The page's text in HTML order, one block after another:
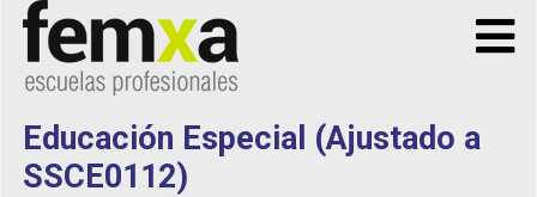
Educación Especial (Ajustado a
SSCE0112)